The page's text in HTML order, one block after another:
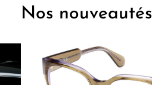
Nos nouveautés